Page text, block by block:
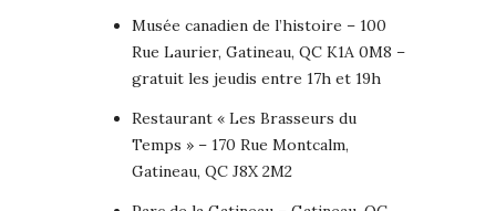
Musée canadien de l’histoire – 100
Rue Laurier, Gatineau, QC K1A 0M8 –
gratuit les jeudis entre 17h et 19h
Restaurant « Les Brasseurs du
Temps » – 170 Rue Montcalm,
Gatineau, QC J8X 2M2